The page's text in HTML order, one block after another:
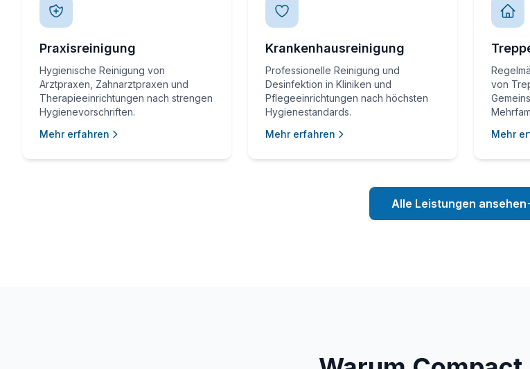
Praxisreinigung
Hygienische Reinigung von
Arztpraxen, Zahnarztpraxen und
Therapieeinrichtungen nach strengen
Hygienevorschriften.
Mehr erfahren
Krankenhausreinigung
Professionelle Reinigung und
Desinfektion in Kliniken und
Pflegeeinrichtungen nach höchsten
Hygienestandards.
Mehr erfahren
von
Mehr
Alle Leistungen ansehen